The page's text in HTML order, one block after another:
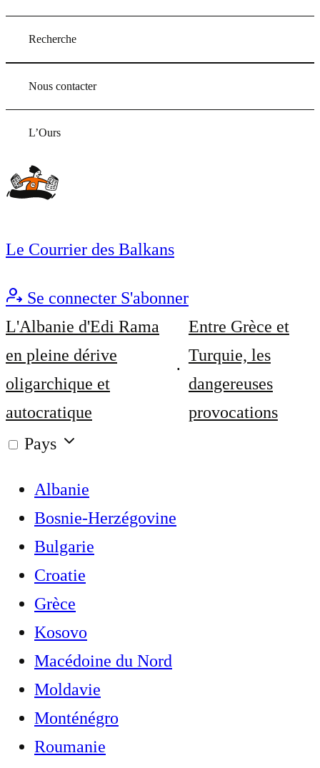
Recherche
Nous contacter
L’Ours
Le Courrier des Balkans
Se connecter S'abonner
L'Albanie d'Edi Rama
en pleine dérive
oligarchique et
autocratique
Entre Grèce et
Turquie, les
dangereuses
provocations
Pays
Albanie
Bosnie-Herzégovine
Bulgarie
Croatie
Grèce
Kosovo
Macédoine du Nord
Moldavie
Monténégro
Roumanie